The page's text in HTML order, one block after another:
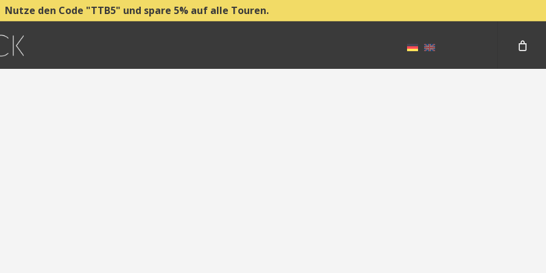
Nutze den Code "TTB5" und spare 5% auf alle Touren.